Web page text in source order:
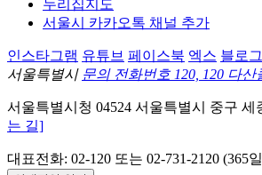
누리집지도
서울시 카카오톡 채널 추가
인스타그램 유튜브 페이스북 엑스 블로그
서울특별시 문의 전화번호 120, 120 다산
서울특별시청 04524 서울특별시 중구 세
는 길]
대표전화: 02-120 또는 02-731-2120 (365